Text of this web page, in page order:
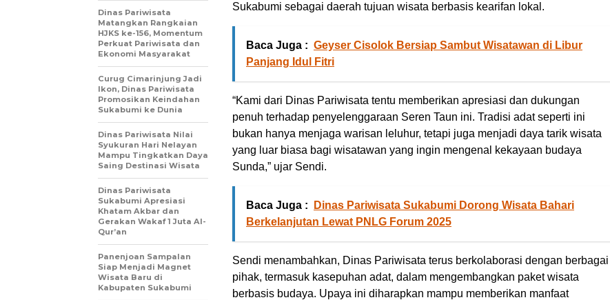
Sukabumi sebagai daerah tujuan wisata berbasis kearifan lokal.
Baca Juga : Geyser Cisolok Bersiap Sambut Wisatawan di Libur
Panjang Idul Fitri
“Kami dari Dinas Pariwisata tentu memberikan apresiasi dan dukungan
penuh terhadap penyelenggaraan Seren Taun ini. Tradisi adat seperti ini
bukan hanya menjaga warisan leluhur, tetapi juga menjadi daya tarik wisata
yang luar biasa bagi wisatawan yang ingin mengenal kekayaan budaya
Sunda,” ujar Sendi.
Baca Juga :
Dinas Pariwisata Sukabumi Dorong Wisata Bahari
Berkelanjutan Lewat PNLG Forum 2025
Sendi menambahkan, Dinas Pariwisata terus berkolaborasi dengan berbagai
pihak, termasuk kasepuhan adat, dalam mengembangkan paket wisata
berbasis budaya. Upaya ini diharapkan mampu memberikan manfaat
Dinas Pariwisata
Matangkan Rangkaian
HJKS ke-156, Momentum
Perkuat Pariwisata dan
Ekonomi Masyarakat
Curug Cimarinjung Jadi
Ikon, Dinas Pariwisata
Promosikan Keindahan
Sukabumi ke Dunia
Dinas Pariwisata Nilai
Syukuran Hari Nelayan
Mampu Tingkatkan Daya
Saing Destinasi Wisata
Dinas Pariwisata
Sukabumi Apresiasi
Khatam Akbar dan
Gerakan Wakaf 1 Juta Al-
Qur’an
Panenjoan Sampalan
Siap Menjadi Magnet
Wisata Baru di
Kabupaten Sukabumi